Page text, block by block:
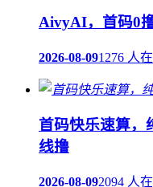
AivyAI，首码0
2026-08-091276 人
首码快乐速算，
线撸
2026-08-092094 人